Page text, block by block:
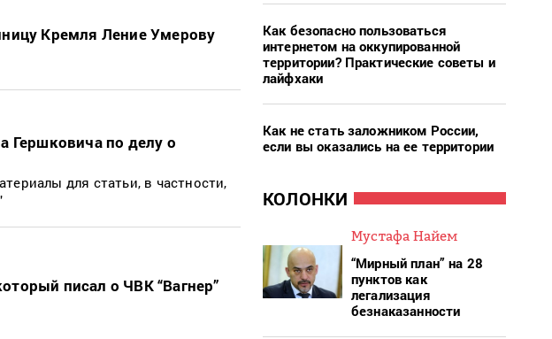
Кремля Ление Умерову
Гершковича по делу о
для статьи, в частности,
писал о ЧВК “Вагнер”
Как безопасно пользоваться
интернетом на оккупированной
территории? Практические советы и
лайфхаки
Как не стать заложником России,
если вы оказались на ее территории
КОЛОНКИ
Мустафа Найем
“Мирный план” на 28
пунктов как
легализация
безнаказанности